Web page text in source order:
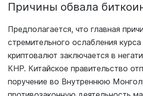
Причины обвала
Предполагается, что главная
стремительного ослабления
криптовалют заключается в
КНР. Китайское правительство
поручение во Внутреннюю